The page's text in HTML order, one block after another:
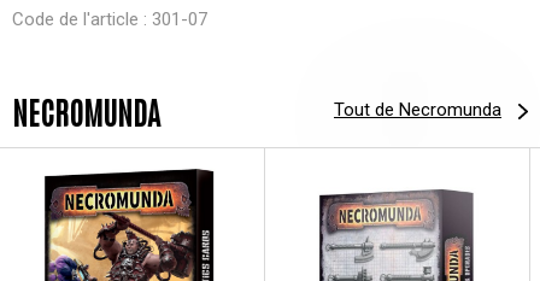
Code de l'article : 301-07
NECROMUNDA Tout de Necromunda